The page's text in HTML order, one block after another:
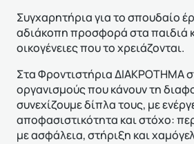
Συγχαρητήρια για το σπουδαίο
αδιάκοπη προσφορά στα παιδιά
οικογένειες που το χρειάζονται.
Στα Φροντιστήρια ΔΙΑΚΡΟΤΗΜΑ
οργανισμούς που κάνουν τη
συνεχίζουμε δίπλα τους, με
αποφασιστικότητα και στόχο:
με ασφάλεια, στήριξη και